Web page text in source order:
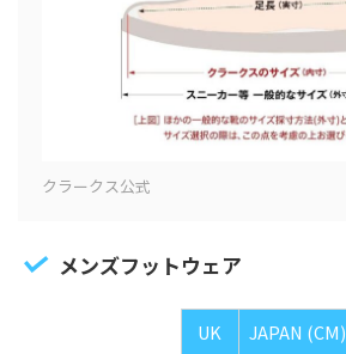
クラークス公式
メンズフットウェア
UK
JAPAN (CM)